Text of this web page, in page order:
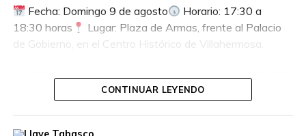
Fecha: Domingo 9 de agosto
Horario: 17:30 a
18:30 horas
Lugar: Plaza de Armas, frente al Palacio
de Gobierno, en el Centro Histórico de Villahermosa.
tarde dedicada a la cultura y las tradiciones tabasqueñas.
CONTINUAR LEYENDO